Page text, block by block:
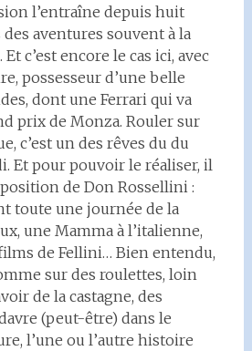
l’entraîne depuis huit
aventures souvent à la
c’est encore le cas ici, avec
possesseur d’une belle
dont une Ferrari qui va
prix de Monza. Rouler sur
c’est un des rêves du du
Et pour pouvoir le réaliser, il
de Don Rossellini :
toute une journée de la
une Mamma à l’italienne,
de Fellini… Bien entendu,
sur des roulettes, loin
de la castagne, des
(peut-être) dans le
l’une ou l’autre histoire